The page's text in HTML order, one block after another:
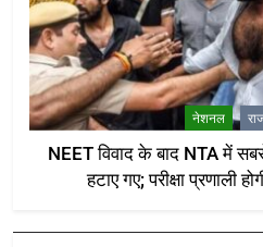
नेशनल
NEET विवाद के बाद NTA में
हटाए गए; परीक्षा प्रणाली